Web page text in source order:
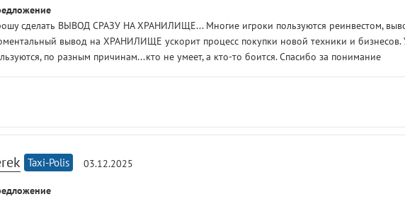
сделать ВЫВОД СРАЗУ НА ХРАНИЛИЩЕ... Многие игроки пользуются реинвестом,
вывод на ХРАНИЛИЩЕ ускорит процесс покупки новой техники и бизнесов.
по разным причинам...кто не умеет, а кто-то боится. Спасибо за понимание
Taxi-Polis 03.12.2025